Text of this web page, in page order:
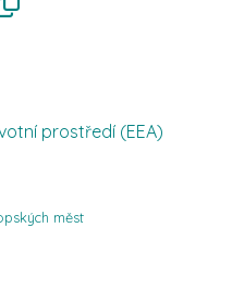
prostředí (EEA)
měst